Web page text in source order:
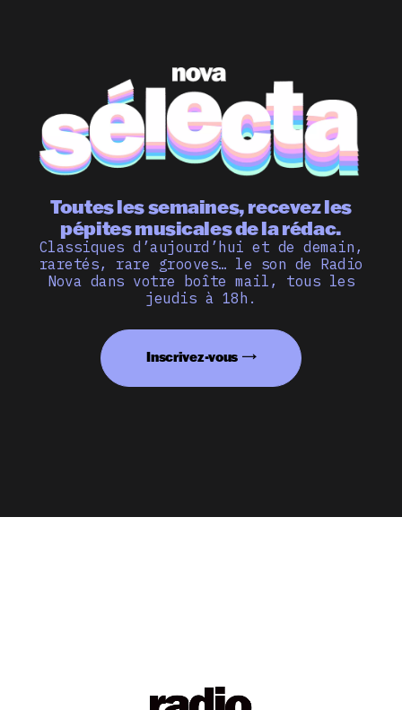
Toutes les semaines, recevez les
pépites musicales de la rédac.
Classiques d’aujourd’hui et de demain,
raretés, rare grooves… le son de Radio
Nova dans votre boîte mail, tous les
jeudis à 18h.
Inscrivez-vous